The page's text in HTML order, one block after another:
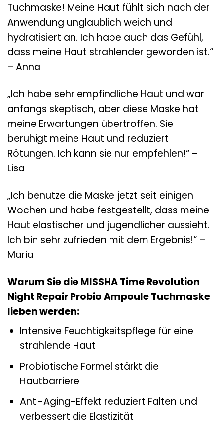
Tuchmaske! Meine Haut fühlt sich nach der
Anwendung unglaublich weich und
hydratisiert an. Ich habe auch das Gefühl,
dass meine Haut strahlender geworden ist.“
– Anna
„Ich habe sehr empfindliche Haut und war
anfangs skeptisch, aber diese Maske hat
meine Erwartungen übertroffen. Sie
beruhigt meine Haut und reduziert
Rötungen. Ich kann sie nur empfehlen!“ –
Lisa
„Ich benutze die Maske jetzt seit einigen
Wochen und habe festgestellt, dass meine
Haut elastischer und jugendlicher aussieht.
Ich bin sehr zufrieden mit dem Ergebnis!“ –
Maria
Warum Sie die MISSHA Time Revolution
Night Repair Probio Ampoule Tuchmaske
lieben werden:
Intensive Feuchtigkeitspflege für eine
strahlende Haut
Probiotische Formel stärkt die
Hautbarriere
Anti-Aging-Effekt reduziert Falten und
verbessert die Elastizität